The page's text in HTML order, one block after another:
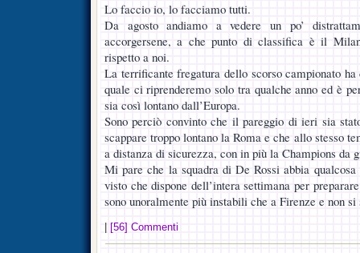
Lo faccio io, lo facciamo tutti.
Da agosto andiamo a vedere un po’
accorgersene, a che punto di classifica è il
rispetto a noi.
La terrificante fregatura dello scorso campionato
quale ci riprenderemo solo tra qualche anno ed è
sia così lontano dall’Europa.
Sono perciò convinto che il pareggio di ieri sia
scappare troppo lontano la Roma e che allo stesso
a distanza di sicurezza, con in più la Champions da
Mi pare che la squadra di De Rossi abbia
visto che dispone dell’intera settimana per
sono unoralmente più instabili che a Firenze e non
[56] Commenti